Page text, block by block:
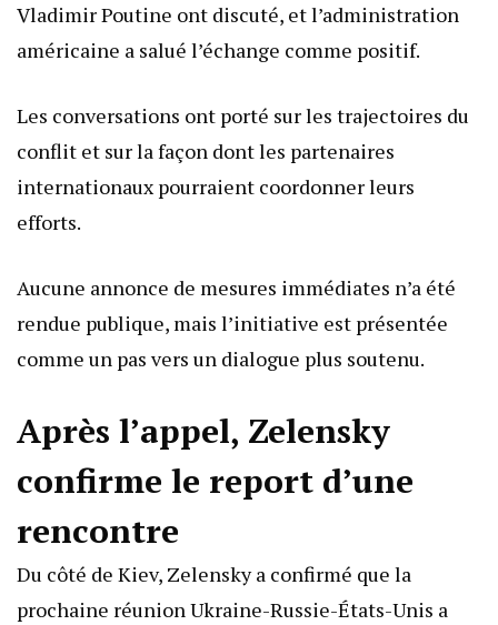
Vladimir Poutine ont discuté, et l’administration
américaine a salué l’échange comme positif.
Les conversations ont porté sur les trajectoires du
conflit et sur la façon dont les partenaires
internationaux pourraient coordonner leurs
efforts.
Aucune annonce de mesures immédiates n’a été
rendue publique, mais l’initiative est présentée
comme un pas vers un dialogue plus soutenu.
Après l’appel, Zelensky
confirme le report d’une
rencontre
Du côté de Kiev, Zelensky a confirmé que la
prochaine réunion Ukraine-Russie-États-Unis a